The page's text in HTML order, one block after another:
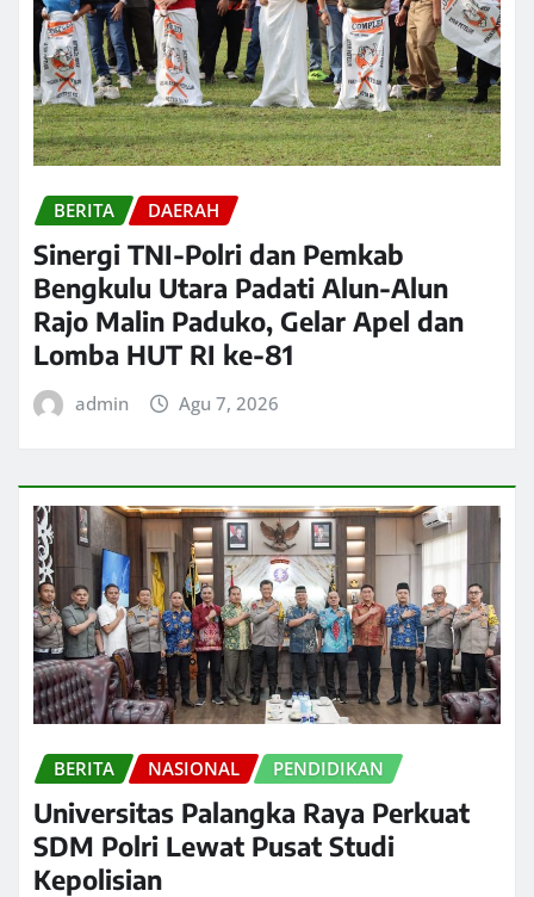
BERITA DAERAH
Sinergi TNI-Polri dan Pemkab
Bengkulu Utara Padati Alun-Alun
Rajo Malin Paduko, Gelar Apel dan
Lomba HUT RI ke-81
admin Agu 7, 2026
BERITA NASIONAL PENDIDIKAN
Universitas Palangka Raya Perkuat
SDM Polri Lewat Pusat Studi
Kepolisian